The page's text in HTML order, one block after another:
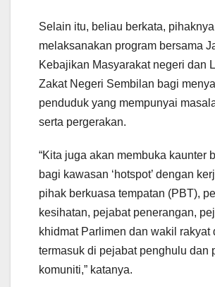
Selain itu, beliau berkata,
melaksanakan program bersama
Kebajikan Masyarakat negeri dan
Zakat Negeri Sembilan bagi
penduduk yang mempunyai
serta pergerakan.
“Kita juga akan membuka kaunter
bagi kawasan ‘hotspot’ dengan
pihak berkuasa tempatan (PBT),
kesihatan, pejabat penerangan,
khidmat Parlimen dan wakil rakyat
termasuk di pejabat penghulu dan
komuniti,” katanya.